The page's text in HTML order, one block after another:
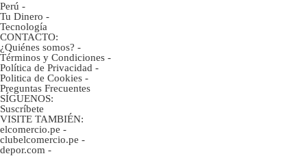
Perú -
Tu Dinero -
Tecnología
CONTACTO:
¿Quiénes somos? -
Términos y Condiciones -
Política de Privacidad -
Politica de Cookies -
Preguntas Frecuentes
SÍGUENOS:
Suscríbete
VISITE TAMBIÉN:
elcomercio.pe -
clubelcomercio.pe -
depor.com -